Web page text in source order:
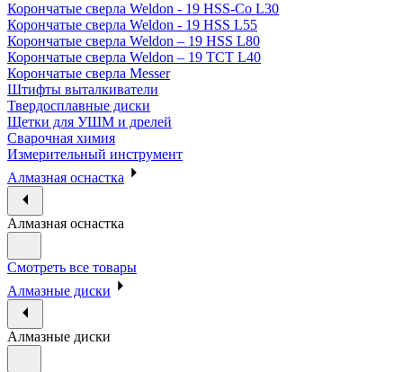
Корончатые сверла Weldon - 19 HSS-Co L30
Корончатые сверла Weldon - 19 HSS L55
Корончатые сверла Weldon – 19 HSS L80
Корончатые сверла Weldon – 19 TCT L40
Корончатые сверла Messer
Штифты выталкиватели
Твердосплавные диски
Щетки для УШМ и дрелей
Сварочная химия
Измерительный инструмент
Алмазная оснастка
Алмазная оснастка
Смотреть все товары
Алмазные диски
Алмазные диски